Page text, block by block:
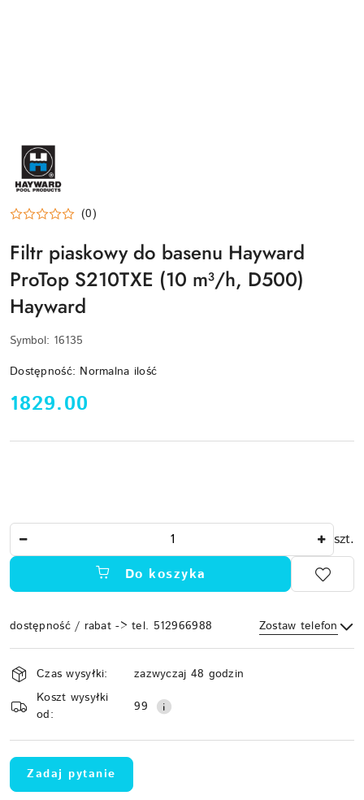
HAYWARD-
LOGO
(0)
Filtr piaskowy do basenu Hayward
ProTop S210TXE (10 m³/h, D500)
Hayward
Symbol: 16135
Dostępność: Normalna ilość
cena:
1829.00
szt.
Do koszyka
dostępność / rabat -> tel. 512966988 Zostaw telefon
Wyślij
Dostępność
i
dostawa
Czas wysyłki:
zazwyczaj 48 godzin
Koszt wysyłki
od:
99
Zadaj pytanie